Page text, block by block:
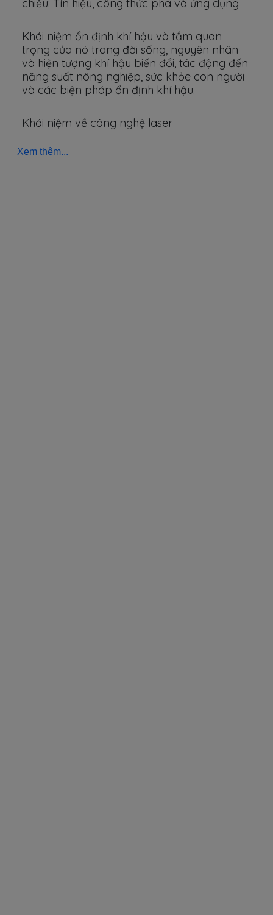
chiều: Tín hiệu, công thức pha và ứng dụng
Khái niệm ổn định khí hậu và tầm quan
trọng của nó trong đời sống, nguyên nhân
và hiện tượng khí hậu biến đổi, tác động đến
năng suất nông nghiệp, sức khỏe con người
và các biện pháp ổn định khí hậu.
Khái niệm về công nghệ laser
Xem thêm...